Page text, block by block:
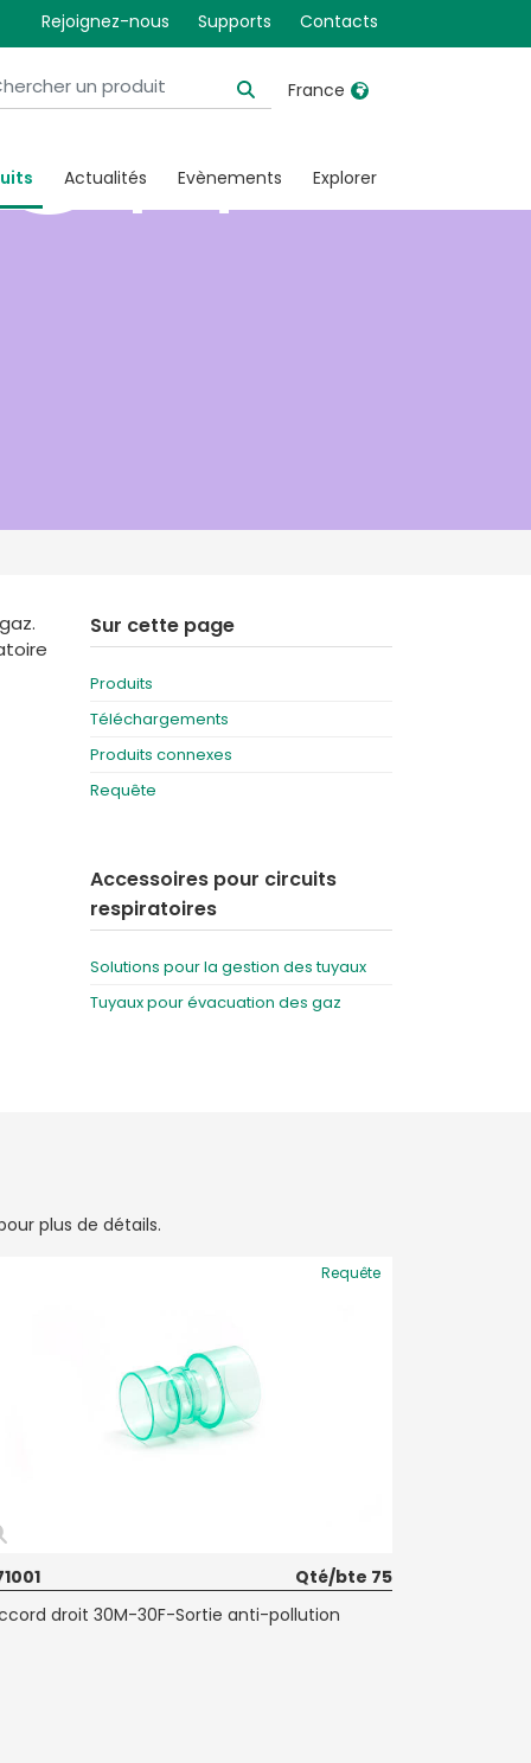
Rejoignez-nous Supports Contacts
France
United States
Denmark
France
Italia
Russia
International English
Actualités Evènements Explorer
Sur cette page
Produits
Téléchargements
Produits connexes
Requête
Accessoires pour circuits
respiratoires
Solutions pour la gestion des tuyaux
Tuyaux pour évacuation des gaz
plus de détails.
Requête
Qté/bte 75
droit 30M-30F-Sortie anti-pollution